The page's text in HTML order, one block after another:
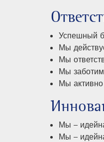
Успешный
Мы
Мы
Мы
Мы
Мы –
Мы –